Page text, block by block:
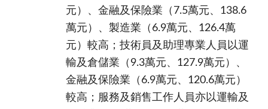
元）、金融及保險業（ 7.5萬元、 138.6
萬元）、製造業（ 6.9萬元、 126.4萬
元）較高；技術員及助理專業人員以運
輸及倉儲業（ 9.3萬元、 127.9萬元）、
金融及保險業（ 6.9萬元、 120.6萬元）
較高；服務及銷售工作人員亦以運輸及